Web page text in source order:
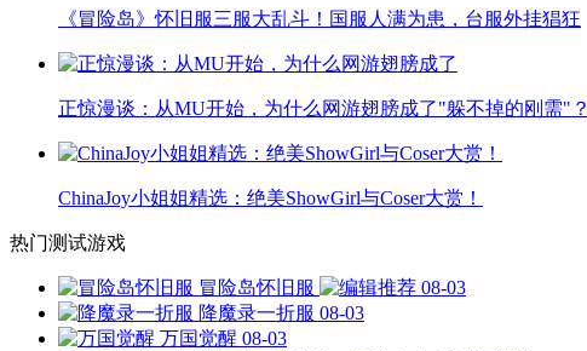
《冒险岛》怀旧服三服大乱斗！国服人满为患，台服外挂猖狂
正惊漫谈：从MU开始，为什么网游翅膀成了"躲不掉的刚需"？
ChinaJoy小姐姐精选：绝美ShowGirl与Coser大赏！
热门测试游戏
冒险岛怀旧服
08-03
降魔录一折服 08-03
万国觉醒 08-03